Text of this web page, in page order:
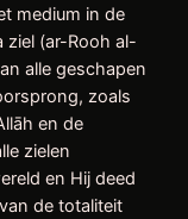
medium in de
ziel (ar-Rooh al-
alle geschapen
zoals
en de
zielen
en Hij deed
de totaliteit